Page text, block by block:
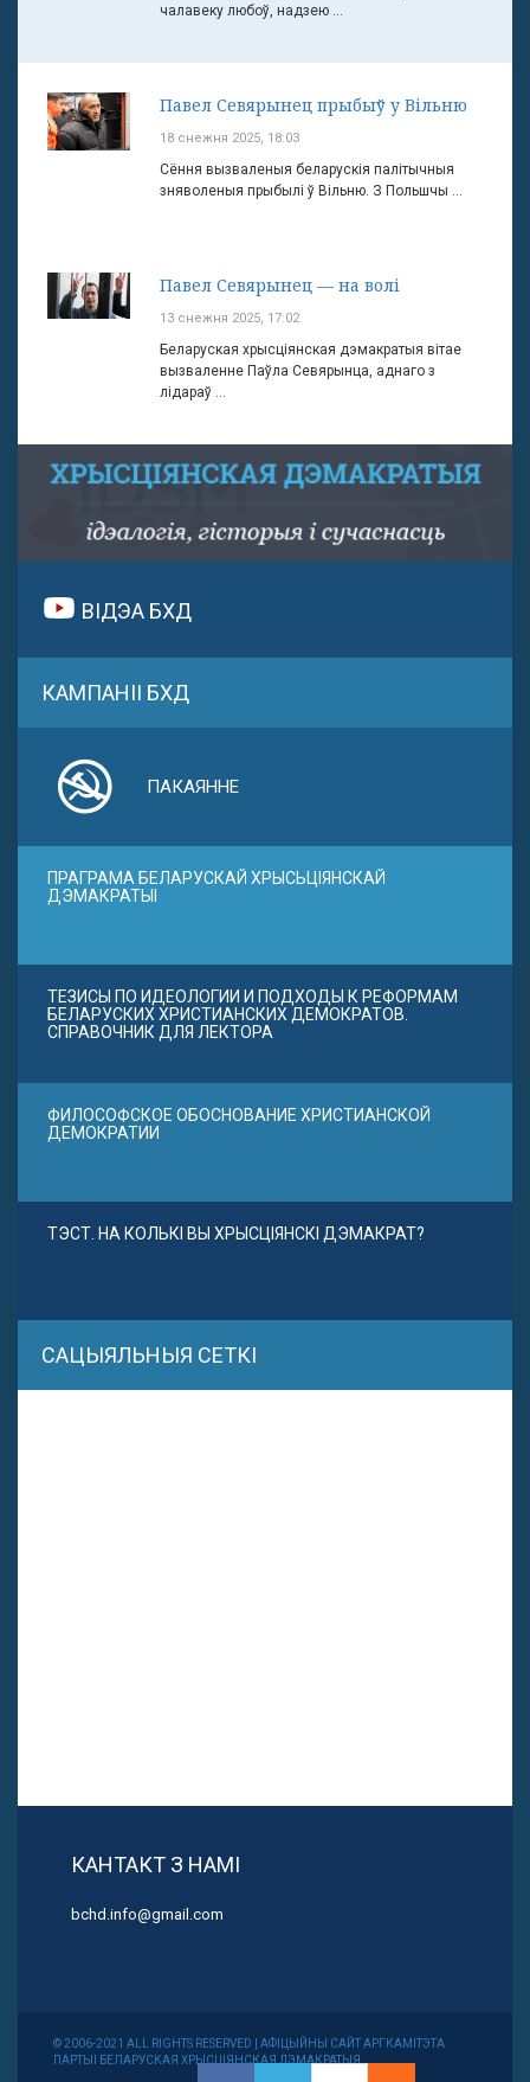
чалавеку любоў, надзею ...
Павел Севярынец прыбыў у Вільню
18 снежня 2025, 18:03
Сёння вызваленыя беларускія палітычныя
зняволеныя прыбылі ў Вільню. З Польшчы ...
Павел Севярынец — на волі
13 снежня 2025, 17:02
Беларуская хрысціянская дэмакратыя вітае
вызваленне Паўла Севярынца, аднаго з
лідараў ...
ВІДЭА БХД
КАМПАНІІ БХД
ПАКАЯННЕ
ПРАГРАМА БЕЛАРУСКАЙ ХРЫСЬЦІЯНСКАЙ
ДЭМАКРАТЫІ
ТЕЗИСЫ ПО ИДЕОЛОГИИ И ПОДХОДЫ К РЕФОРМАМ
БЕЛАРУСКИХ ХРИСТИАНСКИХ ДЕМОКРАТОВ.
СПРАВОЧНИК ДЛЯ ЛЕКТОРА
ФИЛОСОФСКОЕ ОБОСНОВАНИЕ ХРИСТИАНСКОЙ
ДЕМОКРАТИИ
ТЭСТ. НА КОЛЬКІ ВЫ ХРЫСЦІЯНСКІ ДЭМАКРАТ?
САЦЫЯЛЬНЫЯ СЕТКІ
КАНТАКТ З НАМІ
bchd.info@gmail.com
© 2006-2021 ALL RIGHTS RESERVED | АФІЦЫЙНЫ САЙТ АРГКАМІТЭТА
ПАРТЫІ БЕЛАРУСКАЯ ХРЫСЦІЯНСКАЯ ДЭМАКРАТЫЯ